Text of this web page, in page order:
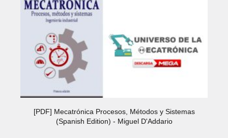
[PDF] Mecatrónica Procesos, Métodos y Sistemas
(Spanish Edition) - Miguel D'Addario